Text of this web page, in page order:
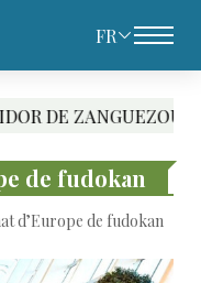
FR
DEVRAIT
de fudokan
d’Europe de fudokan